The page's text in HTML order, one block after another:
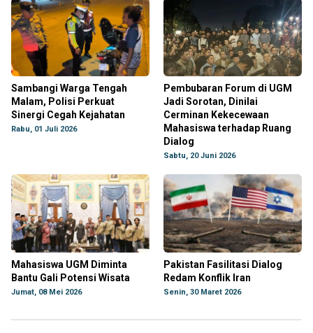
Sambangi Warga Tengah
Malam, Polisi Perkuat
Sinergi Cegah Kejahatan
Rabu, 01 Juli 2026
Pembubaran Forum di UGM
Jadi Sorotan, Dinilai
Cerminan Kekecewaan
Mahasiswa terhadap Ruang
Dialog
Sabtu, 20 Juni 2026
Mahasiswa UGM Diminta
Bantu Gali Potensi Wisata
Jumat, 08 Mei 2026
Pakistan Fasilitasi Dialog
Redam Konflik Iran
Senin, 30 Maret 2026